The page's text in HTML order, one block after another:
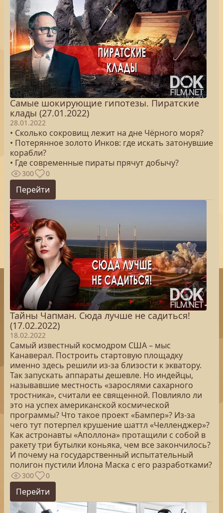
Самые шокирующие гипотезы. Пиратские
клады (27.01.2022)
28.01.2022
• Сколько сокровищ лежит на дне Чёрного моря?
• Потерянное золото Инков: где искать затонувшие
корабли?
• Где современные пираты прячут добычу?
300 0
Перейти
Тайны Чапман. Сюда лучше не садиться!
(17.02.2022)
18.02.2022
Самый известный космодром США – мыс
Канаверал. Построить стартовую площадку
именно здесь решили из-за близости к экватору.
Так запускать аппараты дешевле. Но индейцы,
называвшие местность «зарослями сахарного
тростника», считали ее священной. Повлияло ли
это на успех американской космической
программы? Что такое проект «Бампер»? Из-за
чего тут потерпел крушение шаттл «Челленджер»?
Как астронавты «Аполлона» протащили с собой в
ракету три бутылки коньяка, чем все закончилось?
И почему на государственный испытательный
полигон пустили Илона Маска с его разработками?
300 0
Перейти